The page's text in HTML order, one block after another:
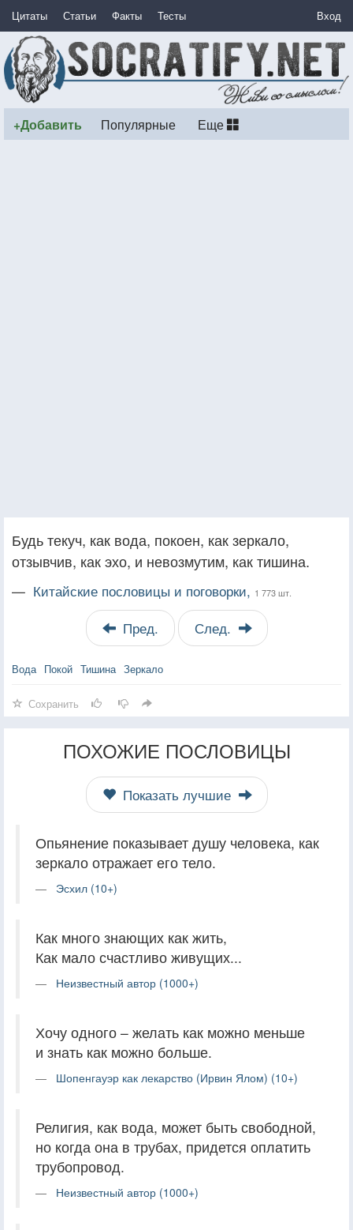
Цитаты Статьи Факты Тесты Вход
+Добавить Популярные Еще
Будь текуч, как вода, покоен, как зеркало,
отзывчив, как эхо, и невозмутим, как тишина.
— Китайские пословицы и поговорки, 1 773 шт.
Пред. След.
Вода Покой Тишина Зеркало
Сохранить
ПОХОЖИЕ ПОСЛОВИЦЫ
Показать лучшие
Опьянение показывает душу человека, как
зеркало отражает его тело.
Эсхил (10+)
Как много знающих как жить,
Как мало счастливо живущих...
Неизвестный автор (1000+)
Хочу одного – желать как можно меньше
и знать как можно больше.
Шопенгауэр как лекарство (Ирвин Ялом) (10+)
Религия, как вода, может быть свободной,
но когда она в трубах, придется оплатить
трубопровод.
Неизвестный автор (1000+)